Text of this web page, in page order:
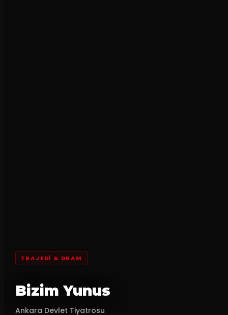
TRAJEDI & DRAM
Bizim Yunus
Ankara Devlet Tiyatrosu